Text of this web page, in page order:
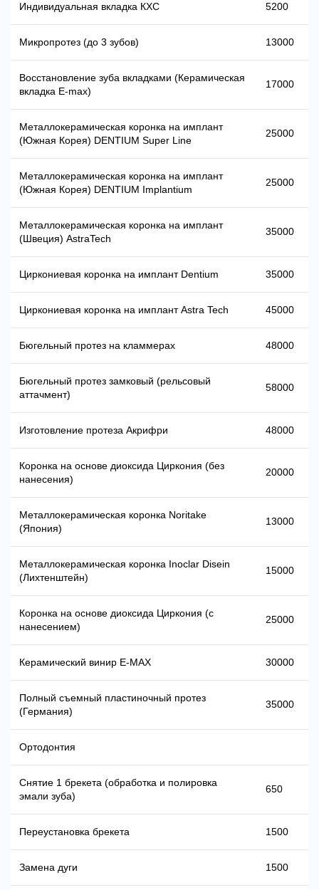
Индивидуальная вкладка КХС 5200
Микропротез (до 3 зубов) 13000
Восстановление зуба вкладками (Керамическая
вкладка E-max)
17000
Металлокерамическая коронка на имплант
(Южная Корея) DENTIUM Super Line
25000
Металлокерамическая коронка на имплант
(Южная Корея) DENTIUM Implantium
25000
Металлокерамическая коронка на имплант
(Швеция) AstraTech
35000
Циркониевая коронка на имплант Dentium 35000
Циркониевая коронка на имплант Astra Tech 45000
Бюгельный протез на кламмерах 48000
Бюгельный протез замковый (рельсовый
аттачмент)
58000
Изготовление протеза Акрифри 48000
Коронка на основе диоксида Циркония (без
нанесения)
20000
Металлокерамическая коронка Noritake
(Япония)
13000
Металлокерамическая коронка Inoclar Disein
(Лихтенштейн)
15000
Коронка на основе диоксида Циркония (с
нанесением)
25000
Керамический винир Е-MAX 30000
Полный съемный пластиночный протез
(Германия)
35000
Ортодонтия
Снятие 1 брекета (обработка и полировка
эмали зуба)
650
Переустановка брекета 1500
Замена дуги 1500